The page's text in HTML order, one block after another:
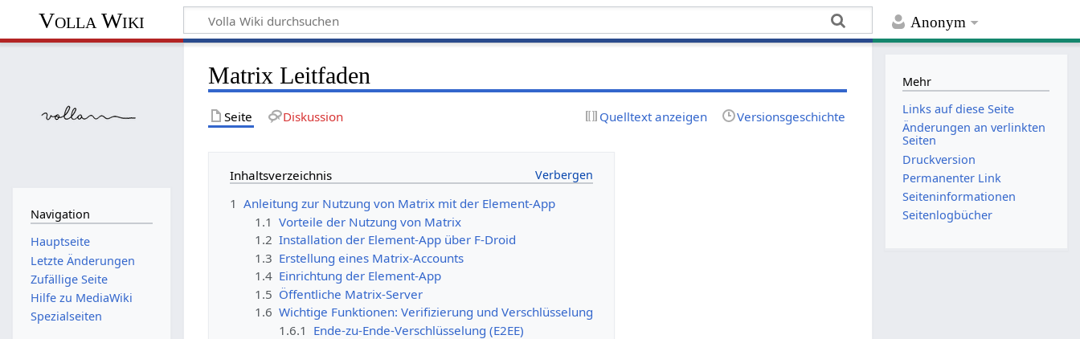
Anonym
Volla Wiki
Matrix Leitfaden
Seite Diskussion Quelltext anzeigen Versionsgeschichte
Inhaltsverzeichnis
1 Anleitung zur Nutzung von Matrix mit der Element-App
1.1 Vorteile der Nutzung von Matrix
1.2 Installation der Element-App über F-Droid
1.3 Erstellung eines Matrix-Accounts
1.4 Einrichtung der Element-App
1.5 Öffentliche Matrix-Server
1.6 Wichtige Funktionen: Verifizierung und Verschlüsselung
1.6.1 Ende-zu-Ende-Verschlüsselung (E2EE)
Navigation
Hauptseite
Letzte Änderungen
Zufällige Seite
Hilfe zu MediaWiki
Spezialseiten
Mehr
Links auf diese Seite
Änderungen an verlinkten
Seiten
Druckversion
Permanenter Link
Seiten­­informationen
Seitenlogbücher